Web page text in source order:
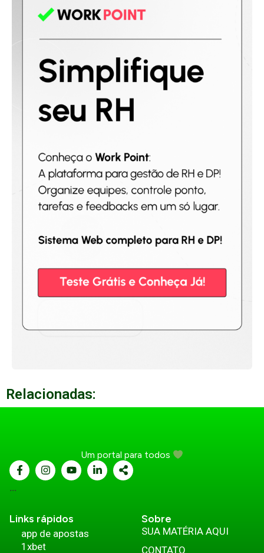
Relacionadas:
Um portal para todos
...
Links rápidos
app de apostas
1xbet
Sobre
SUA MATÉRIA AQUI
CONTATO